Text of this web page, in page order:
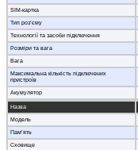
SIM-картка
Тип роз’єму
Технології та засоби підключення
Розміри та вага
Вага
Максимальна кількість підключених
пристроїв
Акумулятор
Назва
Модель
Пам’ять
Сховище